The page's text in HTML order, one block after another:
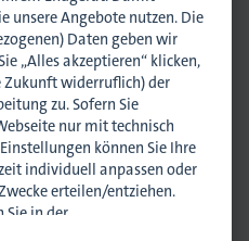
Event empfehlen
spannende
unsere Angebote nutzen. Die
Daten geben wir
„Alles akzeptieren“ klicken,
widerruflich) der
zu. Sofern Sie
nur mit technisch
können Sie Ihre
individuell anpassen oder
erteilen/entziehen.
in der